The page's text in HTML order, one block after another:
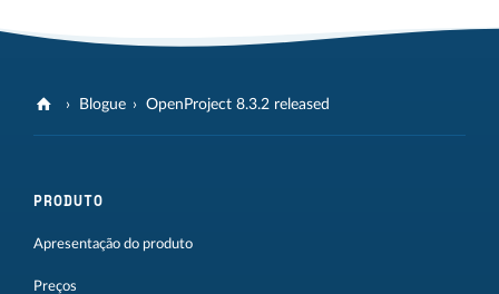
Blogue OpenProject 8.3.2 released
PRODUTO
Apresentação do produto
Preços